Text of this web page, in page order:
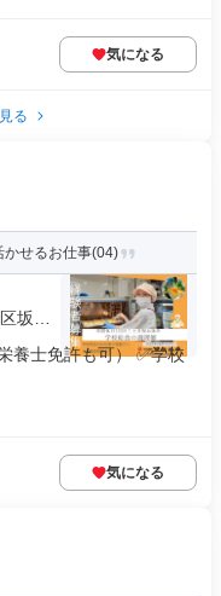
気になる
る
せるお仕事(04)
坂本
養士免許も可） ✅学校
気になる